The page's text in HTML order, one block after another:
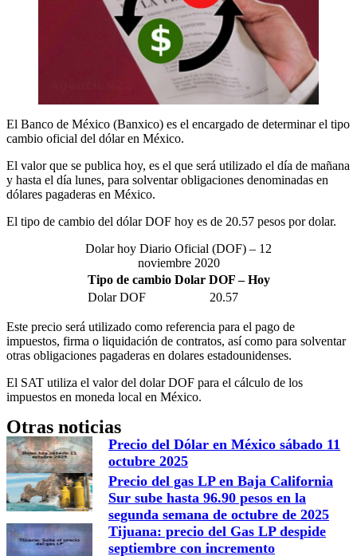
El Banco de México (Banxico) es el encargado de determinar el tipo
cambio oficial del dólar en México.
El valor que se publica hoy, es el que será utilizado el día de mañana
y hasta el día lunes, para solventar obligaciones denominadas en
dólares pagaderas en México.
El tipo de cambio del dólar DOF hoy es de 20.57 pesos por dolar.
Dolar hoy Diario Oficial (DOF) – 12
noviembre 2020
Tipo de cambio Dolar DOF – Hoy
Dolar DOF
20.57
Este precio será utilizado como referencia para el pago de
impuestos, firma o liquidación de contratos, así como para solventar
otras obligaciones pagaderas en dolares estadounidenses.
El SAT utiliza el valor del dolar DOF para el cálculo de los
impuestos en moneda local en México.
Otras noticias
Precio del Dólar en México sábado 11
octubre 2025
Precio del gas LP en Baja California
Sur sube hasta 96.90 pesos en la
segunda semana de octubre de 2025
Tijuana: precio del Gas LP despide
septiembre con incremento